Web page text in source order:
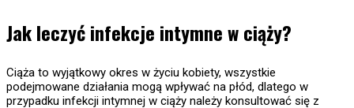
Jak leczyć infekcje intymne w ciąży?
Ciąża to wyjątkowy okres w życiu kobiety, wszystkie
podejmowane działania mogą wpływać na płód, dlatego w
przypadku infekcji intymnej w ciąży należy konsultować się z